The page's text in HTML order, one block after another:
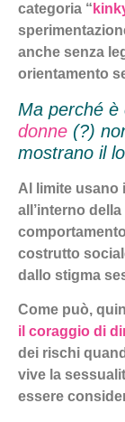
categoria “
anche senza
orientamento
Ma perché è
donne (?)
mostrano il
Al limite usano
all’interno
costrutto
dallo stigma
Come può,
il coraggio di
dei rischi
vive la
essere